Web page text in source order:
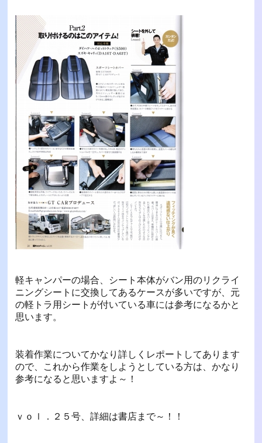
軽キャンパーの場合、シート本体がバン用のリクライ
ニングシートに交換してあるケースが多いですが、元
の軽トラ用シートが付いている車には参考になるかと
思います。
装着作業についてかなり詳しくレポートしてあります
ので、これから作業をしようとしている方は、かなり
参考になると思いますよ～！
ｖｏｌ．２５号、詳細は書店まで～！！